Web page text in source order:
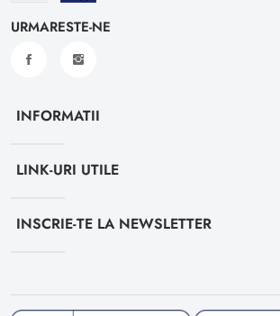
URMARESTE-NE
INFORMATII
LINK-URI UTILE
INSCRIE-TE LA NEWSLETTER